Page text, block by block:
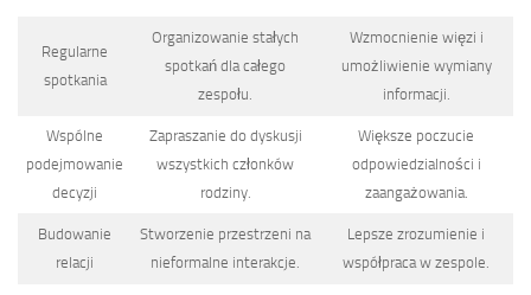
Regularne
spotkania
Organizowanie stałych
spotkań dla całego
zespołu.
Wzmocnienie więzi i
umożliwienie wymiany
informacji.
Wspólne
podejmowanie
decyzji
Zapraszanie do dyskusji
wszystkich członków
rodziny.
Większe poczucie
odpowiedzialności i
zaangażowania.
Budowanie
relacji
Stworzenie przestrzeni na
nieformalne interakcje.
Lepsze zrozumienie i
współpraca w zespole.